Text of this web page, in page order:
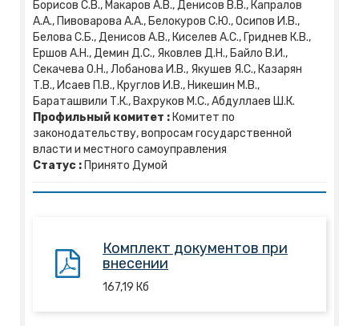
Борисов С.В., Макаров А.В., Денисов В.В., Капралов
А.А., Пивоварова А.А., Белокуров С.Ю., Осипов И.В.,
Белова С.Б., Денисов А.В., Киселев А.С., Гриднев К.В.,
Ершов А.Н., Демин Д.С., Яковлев Д.Н., Байло В.И.,
Секачева О.Н., Лобанова И.В., Якушев Я.С., Казарян
Т.В., Исаев П.В., Круглов И.В., Никешин М.В.,
Бараташвили Т.К., Вахруков М.С., Абдуллаев Ш.К.
Профильный комитет : Комитет по
законодательству, вопросам государственной
власти и местного самоуправления
Статус : Принято Думой
Комплект документов при
внесении
167,19 Кб